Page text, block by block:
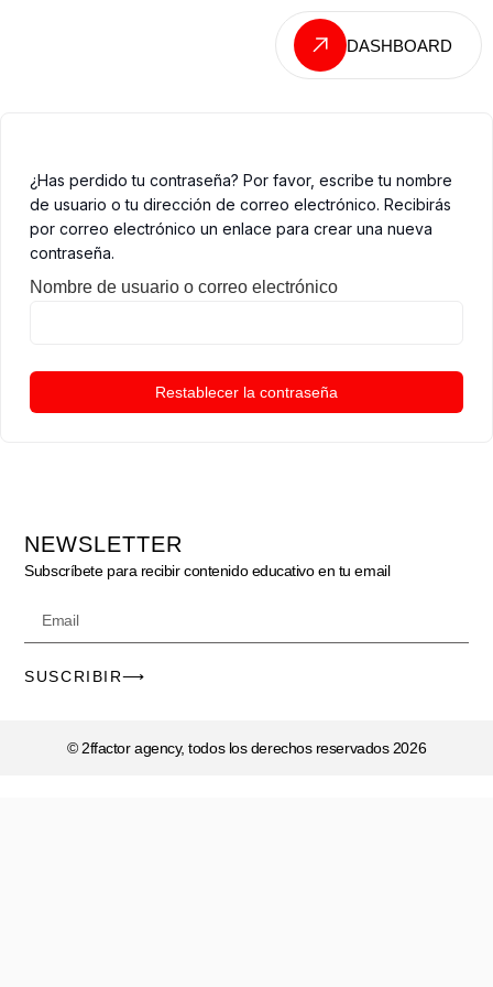
DASHBOARD
¿Has perdido tu contraseña? Por favor, escribe tu nombre
de usuario o tu dirección de correo electrónico. Recibirás
por correo electrónico un enlace para crear una nueva
contraseña.
Nombre de usuario o correo electrónico
Restablecer la contraseña
NEWSLETTER
Subscríbete para recibir contenido educativo en tu email
SUSCRIBIR⟶
© 2ffactor agency, todos los derechos reservados 2026